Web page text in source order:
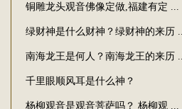
铜雕龙头观音佛像定做,福建有定 ...
绿财神是什么财神？绿财神的来历 ...
南海龙王是何人？南海龙王的来历 ...
千里眼顺风耳是什么神？
杨柳观音是观音菩萨吗？ 杨柳观 ...